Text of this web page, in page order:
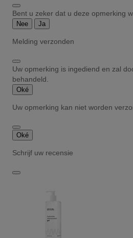
Bent u zeker dat u deze opmerking
Nee Ja
Melding verzonden
Uw opmerking is ingediend en zal
behandeld.
Oké
Uw opmerking kan niet worden
Oké
Schrijf uw recensie